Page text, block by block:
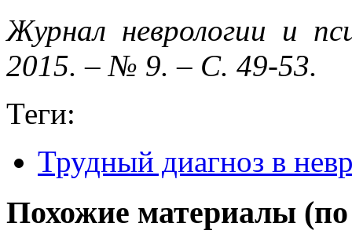
Журнал неврологии и
2015. – № 9. – С. 49-53.
Теги:
Трудный диагноз в
Похожие материалы (по